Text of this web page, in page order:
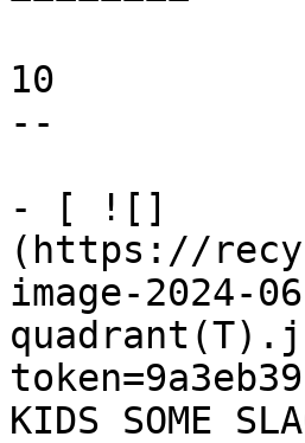
10
--
- [ ![]
(https://
image-2024-
KIDS SOME